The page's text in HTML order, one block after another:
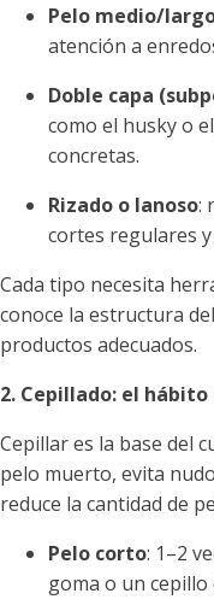
Pelo medio/
atención a
Doble capa
como el husky o
concretas.
Rizado o lanoso:
cortes regulares
Cada tipo necesita
conoce la estructura
productos adecuados.
2. Cepillado: el
Cepillar es la base del
pelo muerto, evita
reduce la cantidad de
Pelo corto: 1–2
goma o un cepillo